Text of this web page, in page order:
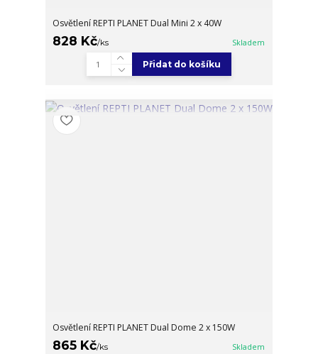
Osvětlení REPTI PLANET Dual Mini 2 x 40W
828 Kč/ks Skladem
Přidat do košíku
Osvětlení REPTI PLANET Dual Dome 2 x 150W
865 Kč/ks Skladem